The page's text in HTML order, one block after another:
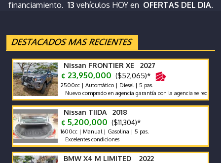
financiamiento. 13 vehículos HOY en OFERTAS DEL DIA.
Nissan FRONTIER XE 2027
¢ 23,950,000 ($52,065)*
2500cc | Automático | Diesel | 5 pas.
Nuevo comprado en agencia garantía con la agencia se recibe y se
Nissan TIIDA 2018
¢ 5,200,000 ($11,304)*
1600cc | Manual | Gasolina | 5 pas.
Excelentes condiciones
BMW X4 M LIMITED 2022